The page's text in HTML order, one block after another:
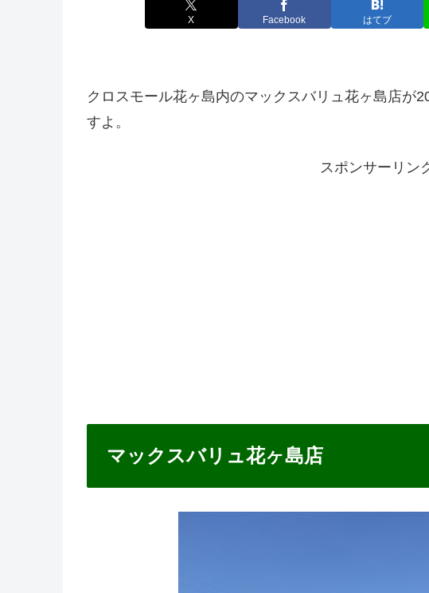
X Facebook はてブ
クロスモール花ヶ島内のマックスバリュ花ヶ島店が
すよ。
スポンサーリン
マックスバリュ花ヶ島店